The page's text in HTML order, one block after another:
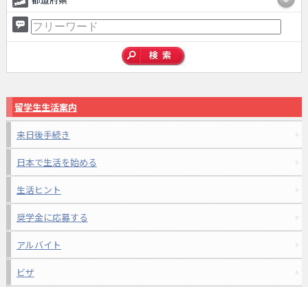
留学生生活案内
来日後手続き
日本で生活を始める
生活ヒント
奨学金に応募する
アルバイト
ビザ